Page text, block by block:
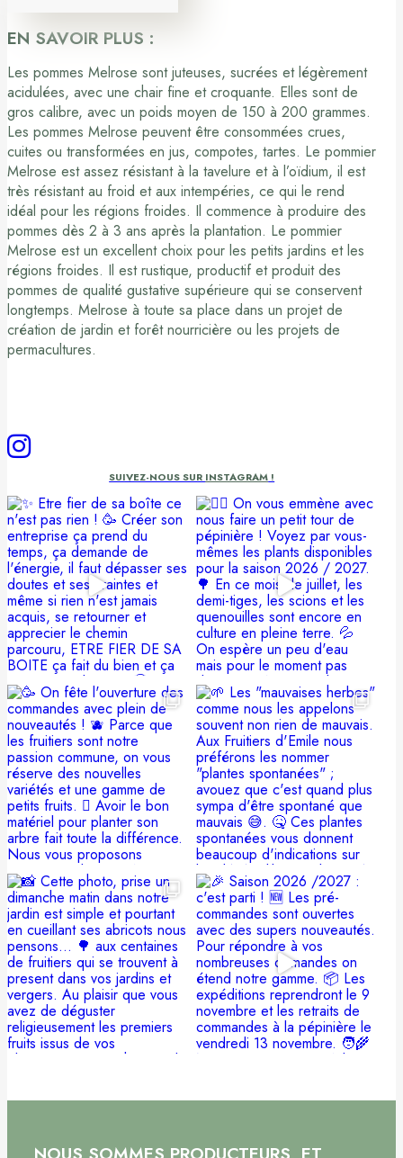
EN SAVOIR PLUS :
Les pommes Melrose sont juteuses, sucrées et légèrement
acidulées, avec une chair fine et croquante. Elles sont de
gros calibre, avec un poids moyen de 150 à 200 grammes.
Les pommes Melrose peuvent être consommées crues,
cuites ou transformées en jus, compotes, tartes. Le pommier
Melrose est assez résistant à la tavelure et à l’oïdium, il est
très résistant au froid et aux intempéries, ce qui le rend
idéal pour les régions froides. Il commence à produire des
pommes dès 2 à 3 ans après la plantation. Le pommier
Melrose est un excellent choix pour les petits jardins et les
régions froides. Il est rustique, productif et produit des
pommes de qualité gustative supérieure qui se conservent
longtemps. Melrose à toute sa place dans un projet de
création de jardin et forêt nourricière ou les projets de
permacultures.
SUIVEZ-NOUS SUR INSTAGRAM !